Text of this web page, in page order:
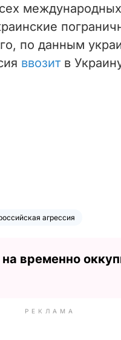
по данным
ввозитв
агрессия
временно
РЕКЛАМА